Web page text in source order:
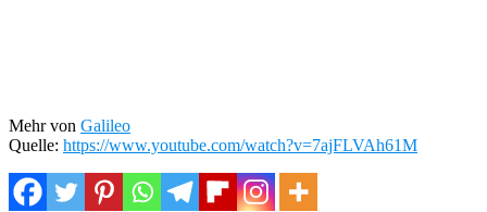
Mehr von Galileo
Quelle: https://www.youtube.com/watch?v=7ajFLVAh61M